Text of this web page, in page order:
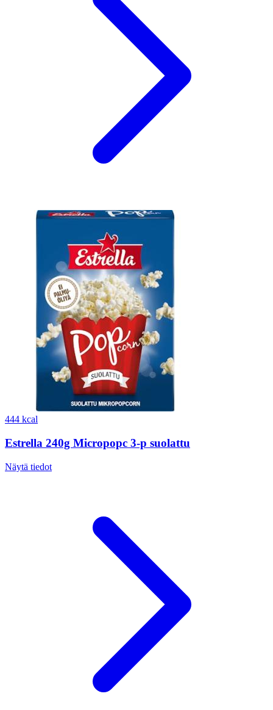
444 kcal
Estrella 240g Micropopc 3-p suolattu
Näytä tiedot